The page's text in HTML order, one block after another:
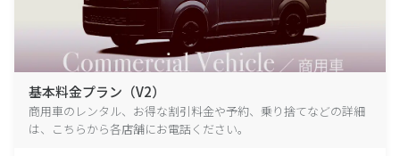
基本料金プラン（V2）
商用車のレンタル、お得な割引料金や予約、乗り捨てなどの詳細
は、こちらから各店舗にお電話ください。